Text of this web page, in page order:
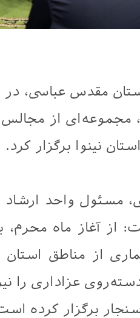
مقدس عباسی، در
مجموعه‌ای از مجالس
نینوا برگزار کرد.
مسئول واحد ارشاد
از آغاز ماه
از مناطق استان
عزاداری را
برگزار کرده